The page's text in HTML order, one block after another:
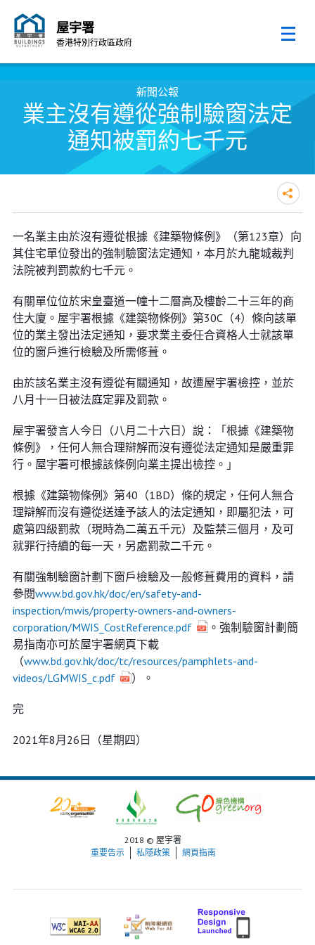
屋宇署
香港特別行政區政府
新聞公報
業主沒有遵從強制驗窗法定
通知被罰約七千元
業主沒有遵從強制驗窗法定通知被
罰約七千元
一名業主由於沒有遵從根據《建築物條例》（第123章）向
其住宅單位發出的強制驗窗法定通知，本月於九龍城裁判
法院被判罰款約七千元。
有關單位位於宋皇臺道一幢十二層高及樓齡二十三年的商
住大廈。屋宇署根據《建築物條例》第30C（4）條向該單
位的業主發出法定通知，要求業主委任合資格人士就該單
位的窗戶進行檢驗及所需修葺。
由於該名業主沒有遵從有關通知，故遭屋宇署檢控，並於
八月十一日被法庭定罪及罰款。
屋宇署發言人今日（八月二十六日）說：「根據《建築物
條例》，任何人無合理辯解而沒有遵從法定通知是嚴重罪
行。屋宇署可根據該條例向業主提出檢控。」
根據《建築物條例》第40（1BD）條的規定，任何人無合
理辯解而沒有遵從送達予該人的法定通知，即屬犯法，可
處第四級罰款（現時為二萬五千元）及監禁三個月，及可
就罪行持續的每一天，另處罰款二千元。
有關強制驗窗計劃下窗戶檢驗及一般修葺費用的資料，請
參閱www.bd.gov.hk/doc/en/safety-and-
inspection/mwis/property-owners-and-owners-
corporation/MWIS_CostReference.pdf
。強制驗窗計劃簡
易指南亦可於屋宇署網頁下載
（www.bd.gov.hk/doc/tc/resources/pamphlets-and-
videos/LGMWIS_c.pdf
）。
完
2021年8月26日（星期四）
2018 © 屋宇署
重要告示
私隱政策 網頁指南